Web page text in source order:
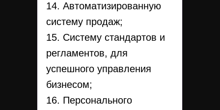
14. Автоматизированную
систему продаж;
15. Систему стандартов и
регламентов, для
успешного управления
бизнесом;
16. Персонального